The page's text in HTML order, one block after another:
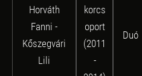
Horváth
Fanni -
Kőszegvári
Lili
korcs
oport
(2011
-
Duó